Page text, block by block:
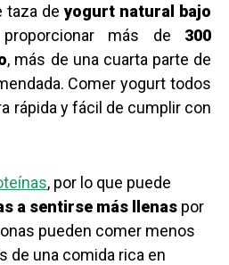
taza de yogurt natural
bajo
más de 300
, más de una cuarta parte de
Comer yogurt todos
rápida y fácil de cumplir con
, por lo que puede
a sentirse más llenas por
pueden comer menos
de una comida rica en